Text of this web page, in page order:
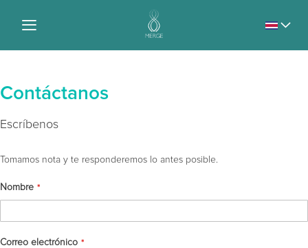
Lenguaje
Contáctanos
Escríbenos
Tomamos nota y te responderemos lo antes posible.
Nombre
Correo electrónico